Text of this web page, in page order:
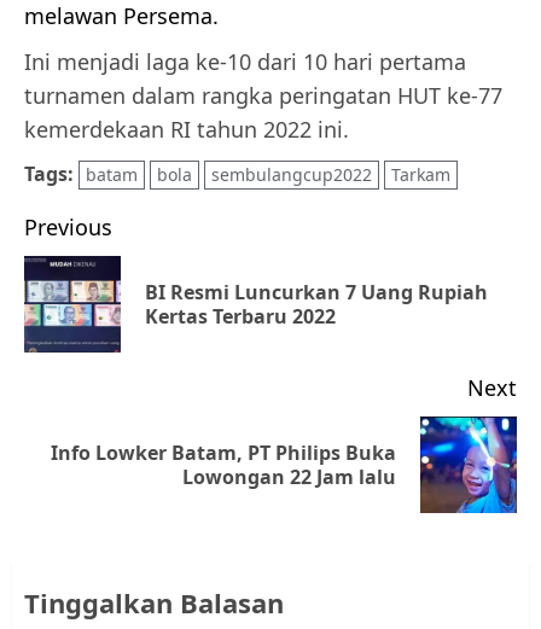
melawan Persema.
Ini menjadi laga ke-10 dari 10 hari pertama
turnamen dalam rangka peringatan HUT ke-77
kemerdekaan RI tahun 2022 ini.
Tags: batam bola sembulangcup2022 Tarkam
Post
navigation
Previous
BI Resmi Luncurkan 7 Uang Rupiah
Kertas Terbaru 2022
Next
Next
Info Lowker Batam, PT Philips Buka
Lowongan 22 Jam lalu
Tinggalkan Balasan